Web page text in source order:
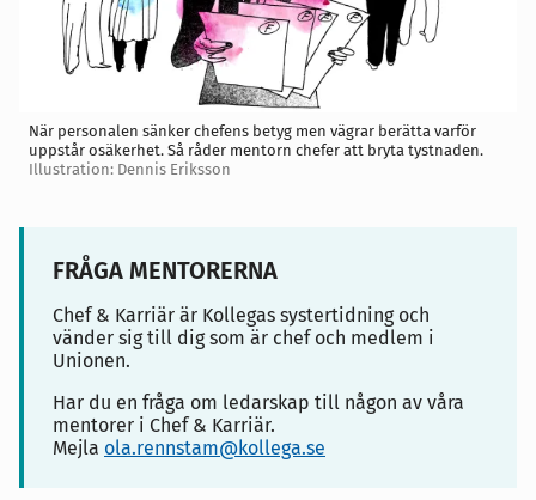
När personalen sänker chefens betyg men vägrar berätta varför
uppstår osäkerhet. Så råder mentorn chefer att bryta tystnaden.
Illustration: Dennis Eriksson
FRÅGA MENTORERNA
Chef & Karriär är Kollegas systertidning och
vänder sig till dig som är chef och medlem i
Unionen.
Har du en fråga om ledarskap till någon av våra
mentorer i Chef & Karriär.
Mejla ola.rennstam@kollega.se